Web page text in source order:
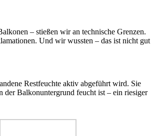
– stießen wir an technische Grenzen.
Und wir wussten – das ist nicht gut
Restfeuchte aktiv abgeführt wird. Sie
Balkonuntergrund feucht ist – ein riesiger